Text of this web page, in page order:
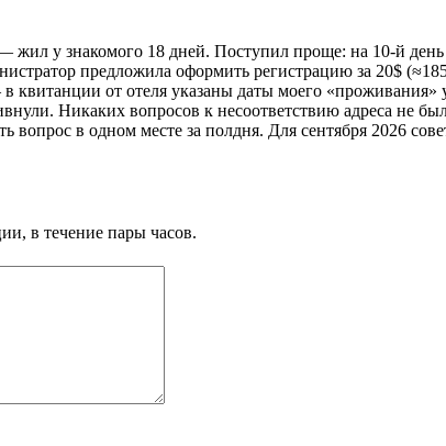
жил у знакомого 18 дней. Поступил проще: на 10-й
предложила оформить регистрацию за 20$
от отеля указаны даты моего
Никаких вопросов к несоответствию адреса не
вопрос в одном месте за полдня. Для сентября 2026
в течение пары часов.